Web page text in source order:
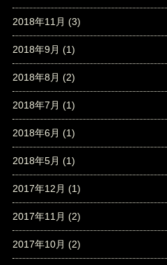
2018年11月 (3)
2018年9月 (1)
2018年8月 (2)
2018年7月 (1)
2018年6月 (1)
2018年5月 (1)
2017年12月 (1)
2017年11月 (2)
2017年10月 (2)